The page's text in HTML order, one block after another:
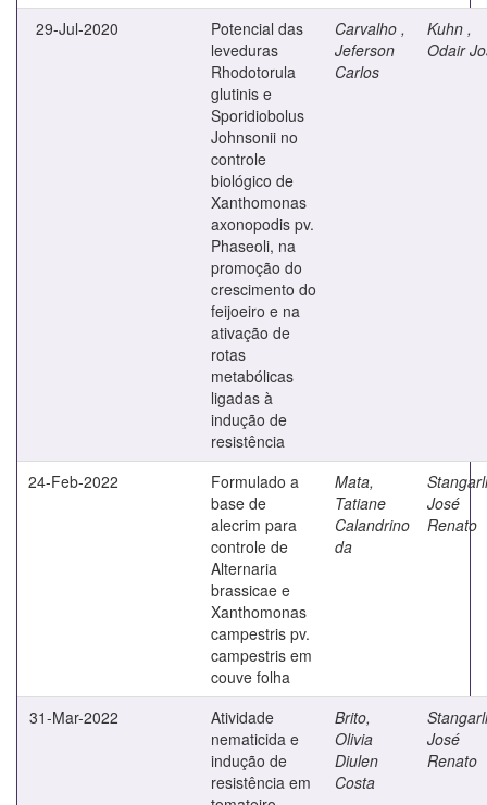
29-Jul-2020
Potencial das
leveduras
Rhodotorula
glutinis e
Sporidiobolus
Johnsonii no
controle
biológico de
Xanthomonas
axonopodis pv.
Phaseoli, na
promoção do
crescimento do
feijoeiro e na
ativação de
rotas
metabólicas
ligadas à
indução de
resistência
Carvalho ,
Jeferson
Carlos
Kuhn ,
Odair
24-Feb-2022
Formulado a
base de
alecrim para
controle de
Alternaria
brassicae e
Xanthomonas
campestris pv.
campestris em
couve folha
Mata,
Tatiane
Calandrino
da
José
Renato
31-Mar-2022
Atividade
nematicida e
indução de
resistência em
Brito,
Olivia
Diulen
Costa
José
Renato